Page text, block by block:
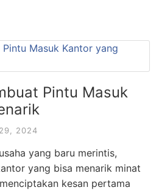
Pintu Masuk
2024
yang baru merintis,
yang bisa menarik minat
kesan pertama